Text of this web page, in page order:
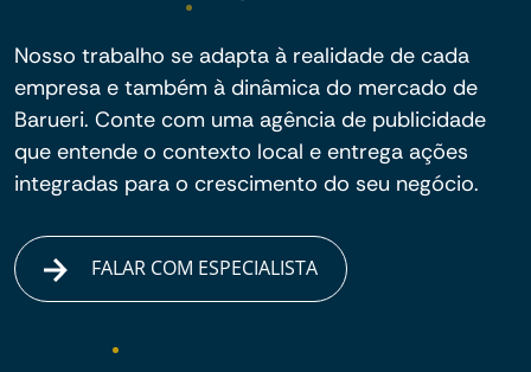
Nosso trabalho se adapta à realidade de cada
empresa e também à dinâmica do mercado de
Barueri. Conte com uma agência de publicidade
que entende o contexto local e entrega ações
integradas para o crescimento do seu negócio.
FALAR COM ESPECIALISTA